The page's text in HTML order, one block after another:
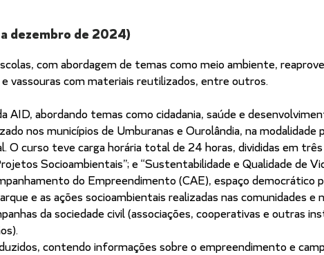
dezembro de 2024)
com abordagem de temas como meio ambiente,
vassouras com materiais reutilizados, entre outros.
AID, abordando temas como cidadania, saúde e
nos municípios de Umburanas e Ourolândia, na modalidade
O curso teve carga horária total de 24 horas, divididas em
Socioambientais”; e “Sustentabilidade e Qualidade de
do Empreendimento (CAE), espaço democrático
e as ações socioambientais realizadas nas comunidades e
da sociedade civil (associações, cooperativas e outras
contendo informações sobre o empreendimento e